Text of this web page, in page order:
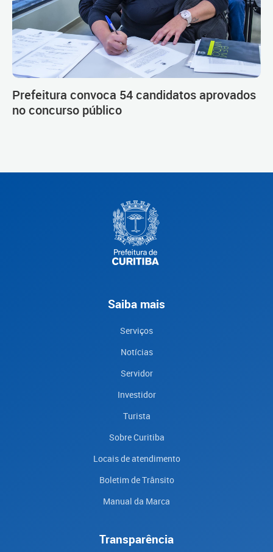
Prefeitura convoca 54 candidatos aprovados
no concurso público
Saiba mais
Serviços
Notícias
Servidor
Investidor
Turista
Sobre Curitiba
Locais de atendimento
Boletim de Trânsito
Manual da Marca
Transparência